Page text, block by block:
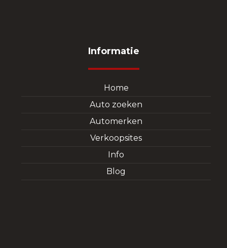
Informatie
Home
Auto zoeken
Automerken
Verkoopsites
Info
Blog